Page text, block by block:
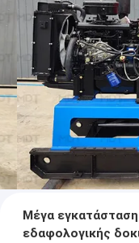
Μέγα
εδαφολογικής